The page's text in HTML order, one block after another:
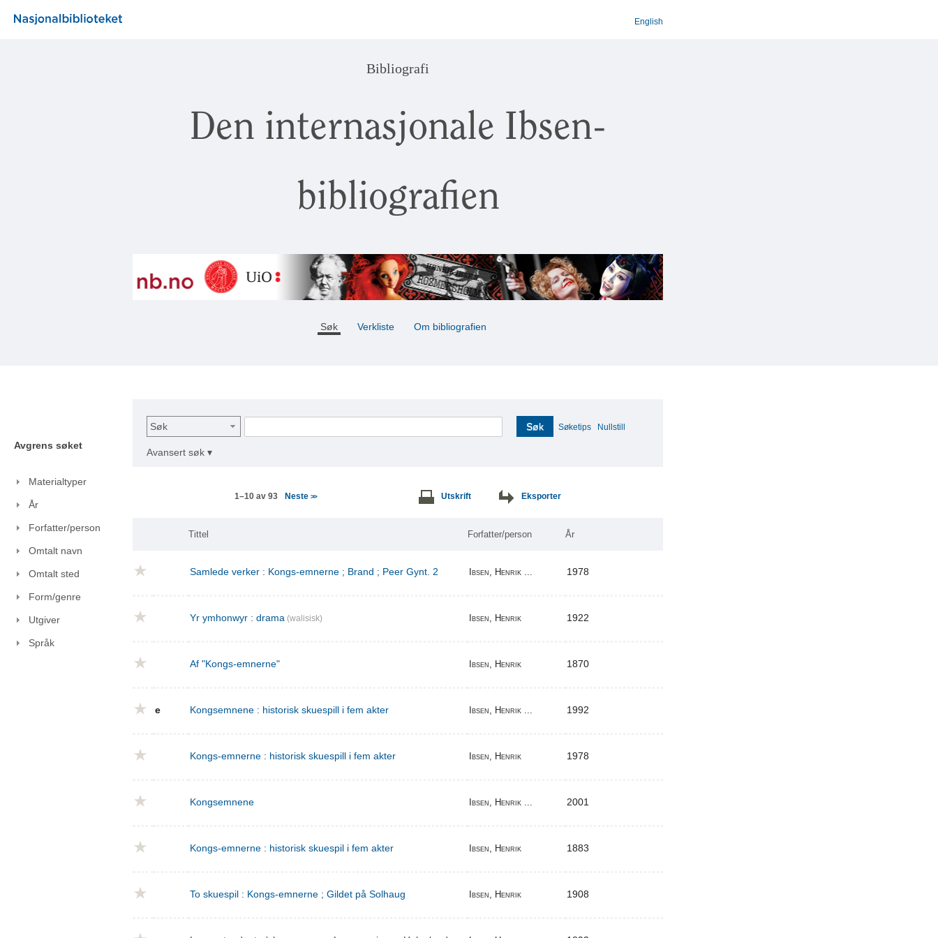
English
Bibliografi
Den internasjonale Ibsen-
bibliografien
Søk Verkliste Om bibliografien
Avgrens søket
Materialtyper
År
Forfatter/person
Omtalt navn
Omtalt sted
Form/genre
Utgiver
Språk
Søk Søk Søketips Nullstill
Avansert søk ▾
1–10 av 93 Neste>> Utskrift Eksporter
Tittel Forfatter/person År
Samlede verker : Kongs-emnerne ; Brand ; Peer Gynt. 2 Ibsen, Henrik ... 1978
Yr ymhonwyr : drama (walisisk) Ibsen, Henrik 1922
Af "Kongs-emnerne" Ibsen, Henrik 1870
e Kongsemnene : historisk skuespill i fem akter Ibsen, Henrik ... 1992
Kongs-emnerne : historisk skuespill i fem akter Ibsen, Henrik 1978
Kongsemnene Ibsen, Henrik ... 2001
Kongs-emnerne : historisk skuespil i fem akter Ibsen, Henrik 1883
To skuespil : Kongs-emnerne ; Gildet på Solhaug Ibsen, Henrik 1908